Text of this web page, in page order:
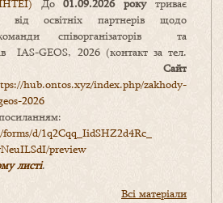
До01.09.2026 рокутриває
від освітніх партнерів щодо
співорганізаторів та
IAS-GEOS, 2026 (контакт за тел.
Сайт
hub.ontos.xyz/index.php/zakhody-
2026
forms/d/1q2Cqq_IidSHZ2d4Rc_
preview
листі.
Всі матеріали